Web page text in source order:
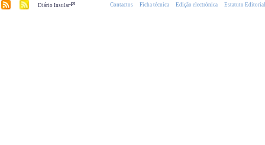
Diário Insular.pt Contactos Ficha técnica Edição electrónica Estatuto Editorial